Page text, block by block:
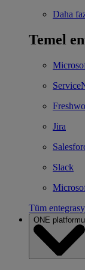
Daha
Temel
Jira
Slack
Tüm
ONE platformu